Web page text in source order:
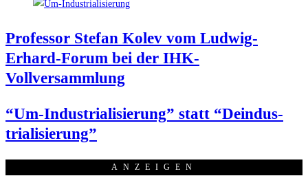
Pro­fes­sor Ste­fan Kolev vom Lud­wig-
Erhard-Forum bei der IHK-
Vollversammlung
“Um-Indus­tria­li­sie­rung” statt “Deindus­
tria­li­sie­rung”
ANZEI­GEN